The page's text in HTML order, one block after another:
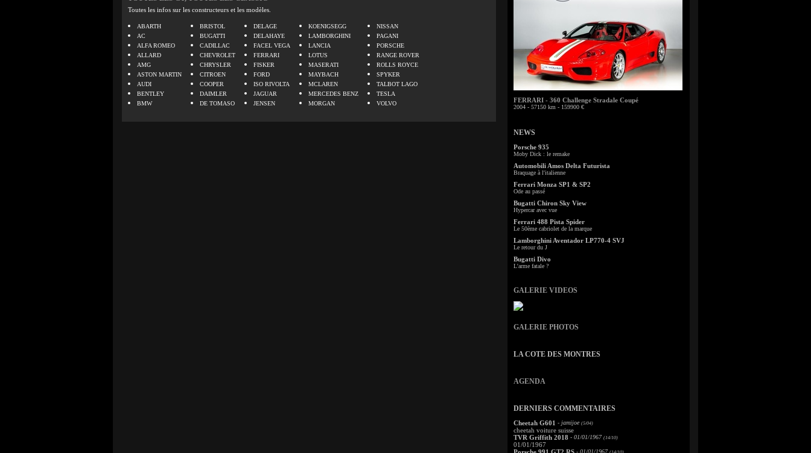
Toutes les infos sur les constructeurs et les modèles.
ABARTH
AC
ALFA ROMEO
ALLARD
AMG
ASTON MARTIN
AUDI
BENTLEY
BMW
BRISTOL
BUGATTI
CADILLAC
CHEVROLET
CHRYSLER
CITROEN
COOPER
DAIMLER
DE TOMASO
DELAGE
DELAHAYE
FACEL VEGA
FERRARI
FISKER
FORD
ISO RIVOLTA
JAGUAR
JENSEN
KOENIGSEGG
LAMBORGHINI
LANCIA
LOTUS
MASERATI
MAYBACH
MCLAREN
MERCEDES BENZ
MORGAN
NISSAN
PAGANI
PORSCHE
RANGE ROVER
ROLLS ROYCE
SPYKER
TALBOT LAGO
TESLA
VOLVO
FERRARI - 360 Challenge Stradale Coupé
2004 - 57150 km - 159900 €
NEWS
Porsche 935
Moby Dick : le remake
Automobili Amos Delta Futurista
Braquage à l'italienne
Ferrari Monza SP1 & SP2
Ode au passé
Bugatti Chiron Sky View
Hypercar avec vue
Ferrari 488 Pista Spider
Le 50ème cabriolet de la marque
Lamborghini Aventador LP770-4 SVJ
Le retour du J
Bugatti Divo
L'arme fatale ?
GALERIE VIDEOS
GALERIE PHOTOS
LA COTE DES MONTRES
AGENDA
DERNIERS COMMENTAIRES
Cheetah G601 - jamijoe (5/04)
cheetah voiture suisse
TVR Griffith 2018 - 01/01/1967 (14/10)
01/01/1967
- 01/01/1967